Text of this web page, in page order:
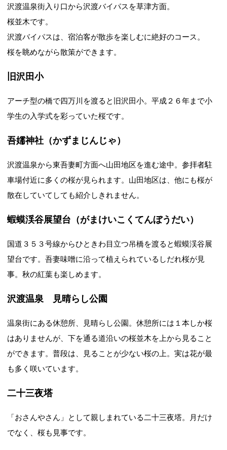
沢渡温泉街入り口から沢渡バイパスを草津方面。
桜並木です。
沢渡バイパスは、宿泊客が散歩を楽しむに絶好のコース。
桜を眺めながら散策ができます。
旧沢田小
アーチ型の橋で四万川を渡ると旧沢田小。平成２６年まで小
学生の入学式を彩っていた桜です。
吾嬬神社（かずまじんじゃ）
沢渡温泉から東吾妻町方面へ山田地区を進む途中。参拝者駐
車場付近に多くの桜が見られます。山田地区は、他にも桜が
散在していてしても紹介しきれません。
蝦蟆渓谷展望台（がまけいこくてんぼうだい）
国道３５３号線からひときわ目立つ吊橋を渡ると蝦蟆渓谷展
望台です。吾妻味噌に沿って植えられているしだれ桜が見
事。秋の紅葉も楽しめます。
沢渡温泉 見晴らし公園
温泉街にある休憩所、見晴らし公園。休憩所には１本しか桜
はありませんが、下を通る道沿いの桜並木を上から見ること
ができます。普段は、見ることが少ない桜の上。実は花が最
も多く咲いています。
二十三夜塔
「おさんやさん」として親しまれている二十三夜塔。月だけ
でなく、桜も見事です。